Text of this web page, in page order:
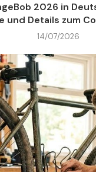
2026 in
und Details zum
14/07/2026